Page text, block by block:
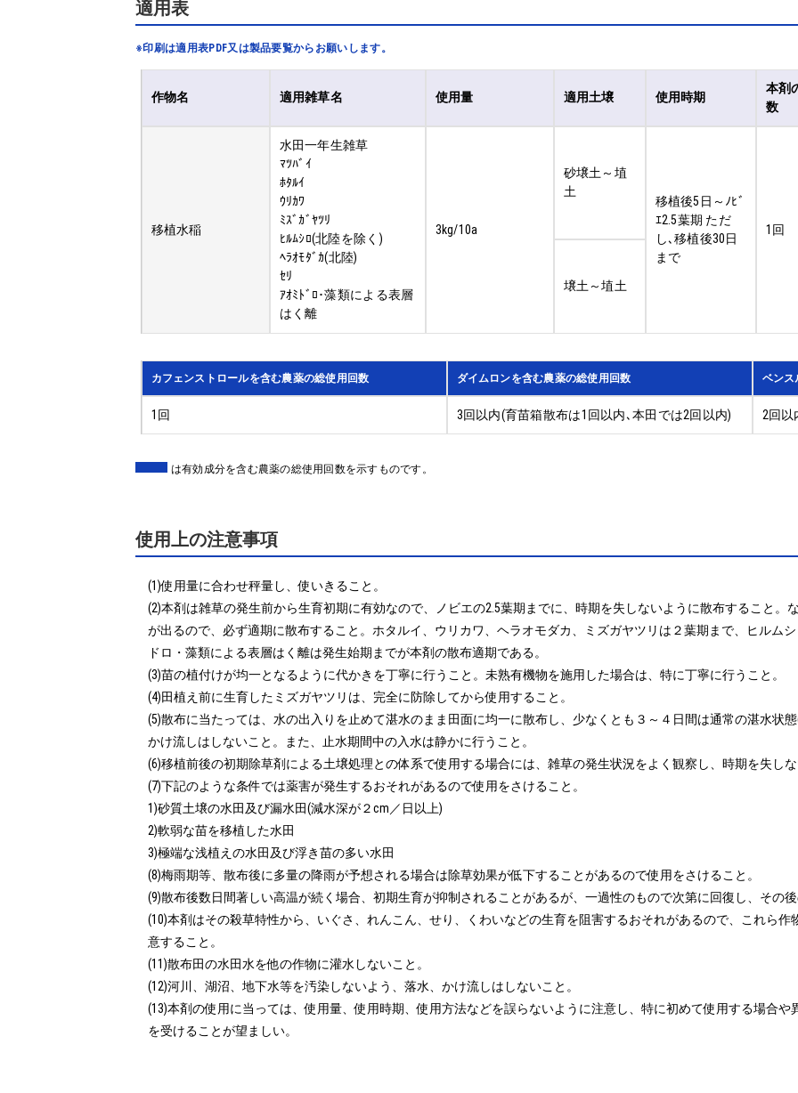
適用表
※印刷は適用表PDF又は製品要覧からお願いします。
作物名 適用雑草名 使用量 適用土壌 使用時期
本剤
数
移植水稲
水田一年生雑草
ﾏﾂﾊﾞｲ
ﾎﾀﾙｲ
ｳﾘｶﾜ
ﾐｽﾞｶﾞﾔﾂﾘ
ﾋﾙﾑｼﾛ(北陸を除く)
ﾍﾗｵﾓﾀﾞｶ(北陸)
ｾﾘ
ｱｵﾐﾄﾞﾛ･藻類による表層
はく離
3kg/10a
砂壌土～埴
土
移植後5日～ﾉﾋﾞ
ｴ2.5葉期 ただ
し､移植後30日
まで
1回
壌土～埴土
カフェンストロールを含む農薬の総使用回数 ダイムロンを含む農薬の総使用回数 ベンス
1回 3回以内(育苗箱散布は1回以内､本田では2回以内) 2回以
は有効成分を含む農薬の総使用回数を示すものです。
使用上の注意事項
(1)使用量に合わせ秤量し、使いきること。
(2)本剤は雑草の発生前から生育初期に有効なので、ノビエの2.5葉期までに、時期を失しないように散布すること。
が出るので、必ず適期に散布すること。ホタルイ、ウリカワ、ヘラオモダカ、ミズガヤツリは２葉期まで、ヒルム
ドロ・藻類による表層はく離は発生始期までが本剤の散布適期である。
(3)苗の植付けが均一となるように代かきを丁寧に行うこと。未熟有機物を施用した場合は、特に丁寧に行うこと。
(4)田植え前に生育したミズガヤツリは、完全に防除してから使用すること。
(5)散布に当たっては、水の出入りを止めて湛水のまま田面に均一に散布し、少なくとも３～４日間は通常の湛水状
かけ流しはしないこと。また、止水期間中の入水は静かに行うこと。
(6)移植前後の初期除草剤による土壌処理との体系で使用する場合には、雑草の発生状況をよく観察し、時期を失しな
(7)下記のような条件では薬害が発生するおそれがあるので使用をさけること。
1)砂質土壌の水田及び漏水田(減水深が２cm／日以上)
2)軟弱な苗を移植した水田
3)極端な浅植えの水田及び浮き苗の多い水田
(8)梅雨期等、散布後に多量の降雨が予想される場合は除草効果が低下することがあるので使用をさけること。
(9)散布後数日間著しい高温が続く場合、初期生育が抑制されることがあるが、一過性のもので次第に回復し、その
(10)本剤はその殺草特性から、いぐさ、れんこん、せり、くわいなどの生育を阻害するおそれがあるので、これら
意すること。
(11)散布田の水田水を他の作物に灌水しないこと。
(12)河川、湖沼、地下水等を汚染しないよう、落水、かけ流しはしないこと。
(13)本剤の使用に当っては、使用量、使用時期、使用方法などを誤らないように注意し、特に初めて使用する場合
を受けることが望ましい。